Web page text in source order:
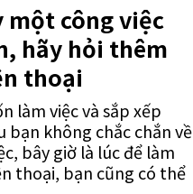
một công việc
hãy hỏi thêm
thoại
làm việc và sắp xếp
bạn không chắc chắn về
bây giờ là lúc để làm
thoại, bạn cũng có thể